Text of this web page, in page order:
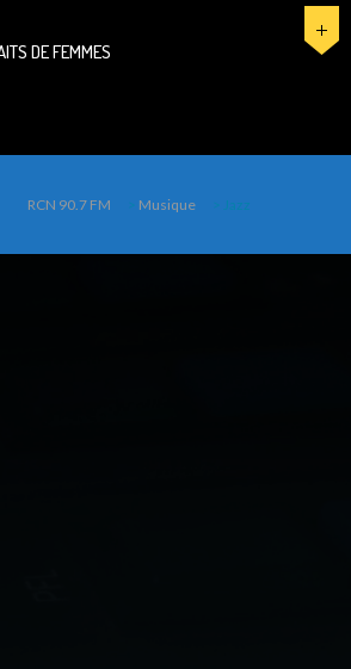
DE FEMMES
RCN 90.7 FM Musique Jazz